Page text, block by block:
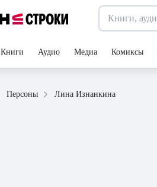
Книги Аудио Медиа Комиксы
Персоны Лина Изнанкина